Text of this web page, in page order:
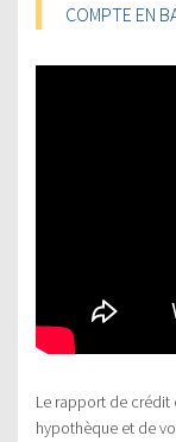
COMPTE EN
Le rapport de crédit
hypothèque et de